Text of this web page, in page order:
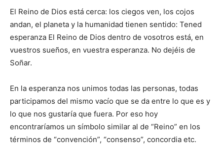
El Reino de Dios está cerca: los ciegos ven, los cojos
andan, el planeta y la humanidad tienen sentido: Tened
esperanza El Reino de Dios dentro de vosotros está, en
vuestros sueños, en vuestra esperanza. No dejéis de
Soñar.
En la esperanza nos unimos todas las personas, todas
participamos del mismo vacío que se da entre lo que es y
lo que nos gustaría que fuera. Por eso hoy
encontraríamos un símbolo similar al de “Reino” en los
términos de “convención”, “consenso”, concordia etc.